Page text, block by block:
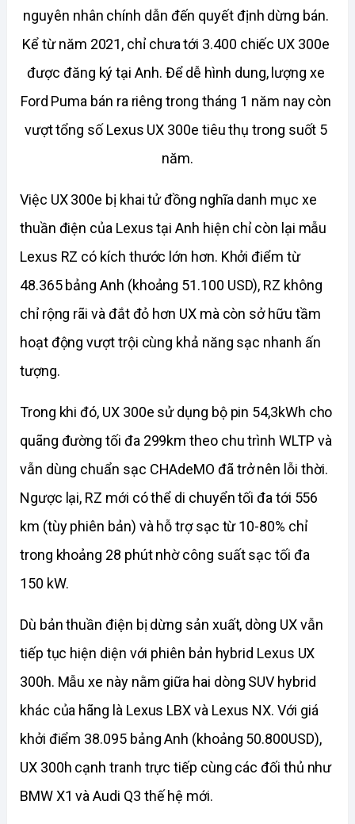
nguyên nhân chính dẫn đến quyết định dừng bán.
Kể từ năm 2021, chỉ chưa tới 3.400 chiếc UX 300e
được đăng ký tại Anh. Để dễ hình dung, lượng xe
Ford Puma bán ra riêng trong tháng 1 năm nay còn
vượt tổng số Lexus UX 300e tiêu thụ trong suốt 5
năm.
Việc UX 300e bị khai tử đồng nghĩa danh mục xe
thuần điện của Lexus tại Anh hiện chỉ còn lại mẫu
Lexus RZ có kích thước lớn hơn. Khởi điểm từ
48.365 bảng Anh (khoảng 51.100 USD), RZ không
chỉ rộng rãi và đắt đỏ hơn UX mà còn sở hữu tầm
hoạt động vượt trội cùng khả năng sạc nhanh ấn
tượng.
Trong khi đó, UX 300e sử dụng bộ pin 54,3kWh cho
quãng đường tối đa 299km theo chu trình WLTP và
vẫn dùng chuẩn sạc CHAdeMO đã trở nên lỗi thời.
Ngược lại, RZ mới có thể di chuyển tối đa tới 556
km (tùy phiên bản) và hỗ trợ sạc từ 10-80% chỉ
trong khoảng 28 phút nhờ công suất sạc tối đa
150 kW.
Dù bản thuần điện bị dừng sản xuất, dòng UX vẫn
tiếp tục hiện diện với phiên bản hybrid Lexus UX
300h. Mẫu xe này nằm giữa hai dòng SUV hybrid
khác của hãng là Lexus LBX và Lexus NX. Với giá
khởi điểm 38.095 bảng Anh (khoảng 50.800USD),
UX 300h cạnh tranh trực tiếp cùng các đối thủ như
BMW X1 và Audi Q3 thế hệ mới.